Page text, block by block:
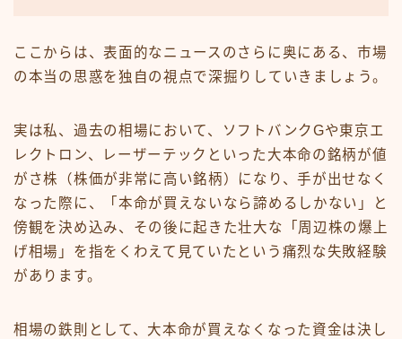
ここからは、表面的なニュースのさらに奥にある、市場
の本当の思惑を独自の視点で深掘りしていきましょう。
実は私、過去の相場において、ソフトバンクGや東京エ
レクトロン、レーザーテックといった大本命の銘柄が値
がさ株（株価が非常に高い銘柄）になり、手が出せなく
なった際に、「本命が買えないなら諦めるしかない」と
傍観を決め込み、その後に起きた壮大な「周辺株の爆上
げ相場」を指をくわえて見ていたという痛烈な失敗経験
があります。
相場の鉄則として、大本命が買えなくなった資金は決し